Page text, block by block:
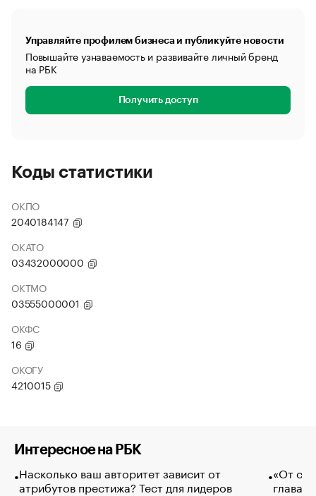
Управляйте профилем бизнеса и публикуйте новости
Повышайте узнаваемость и развивайте личный бренд
на РБК
Получить доступ
Коды статистики
ОКПО
2040184147
ОКАТО
03432000000
ОКТМО
03555000001
ОКФС
16
ОКОГУ
4210015
Интересное на РБК
Насколько ваш авторитет зависит от
атрибутов престижа? Тест для лидеров
«От
глава